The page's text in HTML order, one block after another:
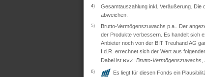
4)
Gesamtauszahlung inkl. Veräußerung. Die
abweichen.
5)
Brutto-Vermögenszuwachs p.a.. Der
der Produkte verbessern. Es handelt sich
Anbieter noch von der BIT Treuhand AG
I.d.R. errechnet sich der Wert aus
Dabei ist BVZ=Brutto-Vermögenszuwachs
6)
Es liegt für diesen Fonds ein